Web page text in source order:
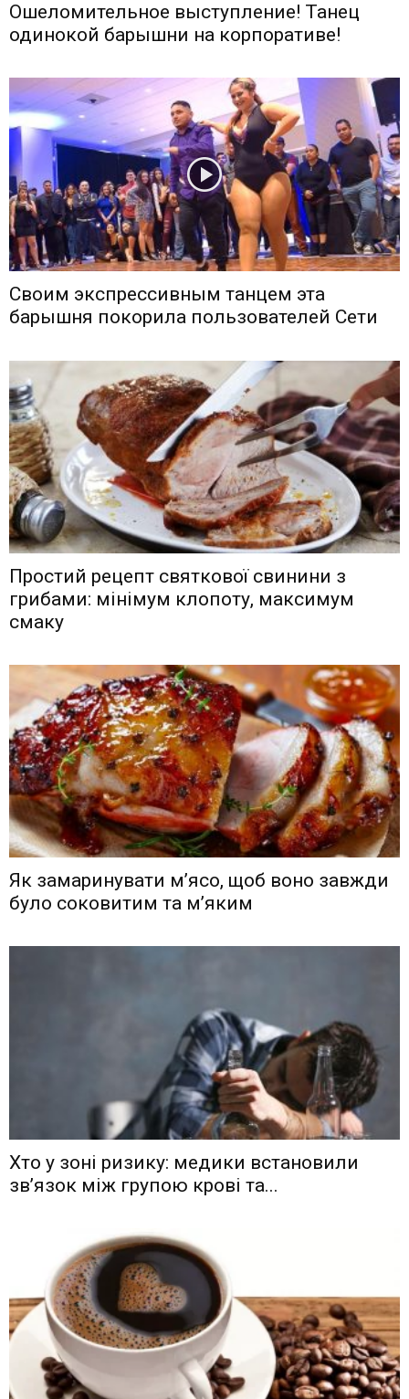
Ошеломительное выступление! Танец
одинокой барышни на корпоративе!
Своим экспрессивным танцем эта
барышня покорила пользователей Сети
Простий рецепт святкової свинини з
грибами: мінімум клопоту, максимум
смаку
Як замаринувати м’ясо, щоб воно завжди
було соковитим та м’яким
Хто у зоні ризику: медики встановили
зв’язок між групою крові та...